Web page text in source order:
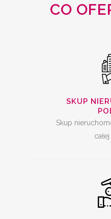
CO
SKUP
Skup